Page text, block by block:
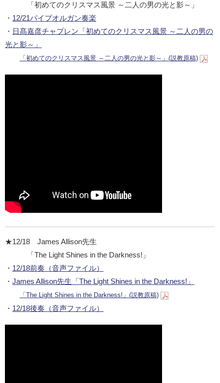
「初めてのクリスマス風景 ～二人の男の光と影～」
・ 12/21パイプオルガン奏楽
・ 日髙嘉彦チャプレン「初めてのクリスマス風景 ～二人の男の
光と影～」
「初めてのクリスマス風景 ～二人の男の光と影～」(説教原稿)
★12/18 James Allison先生
「The Light Shines in the Darkness!」
・ 12/18前奏（音声ファイル）
・ James Allison先生「The Light Shines in the Darkness!」
「The Light Shines in the Darkness!」(説教原稿)
・ 12/18後奏（音声ファイル）